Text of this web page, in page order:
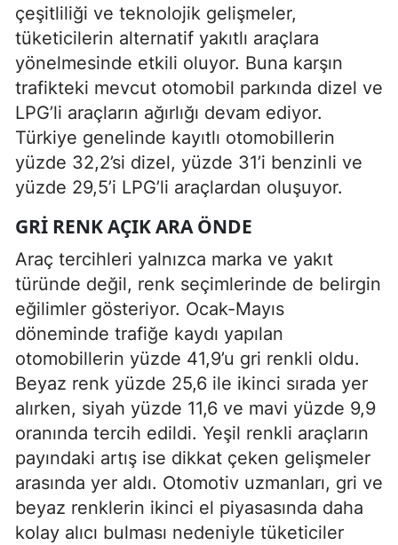
çeşitliliği ve teknolojik gelişmeler,
tüketicilerin alternatif yakıtlı araçlara
yönelmesinde etkili oluyor. Buna karşın
trafikteki mevcut otomobil parkında dizel ve
LPG’li araçların ağırlığı devam ediyor.
Türkiye genelinde kayıtlı otomobillerin
yüzde 32,2’si dizel, yüzde 31’i benzinli ve
yüzde 29,5’i LPG’li araçlardan oluşuyor.
GRI RENK AÇIK ARA ÖNDE
Araç tercihleri yalnızca marka ve yakıt
türünde değil, renk seçimlerinde de belirgin
eğilimler gösteriyor. Ocak-Mayıs
döneminde trafiğe kaydı yapılan
otomobillerin yüzde 41,9’u gri renkli oldu.
Beyaz renk yüzde 25,6 ile ikinci sırada yer
alırken, siyah yüzde 11,6 ve mavi yüzde 9,9
oranında tercih edildi. Yeşil renkli araçların
payındaki artış ise dikkat çeken gelişmeler
arasında yer aldı. Otomotiv uzmanları, gri ve
beyaz renklerin ikinci el piyasasında daha
kolay alıcı bulması nedeniyle tüketiciler